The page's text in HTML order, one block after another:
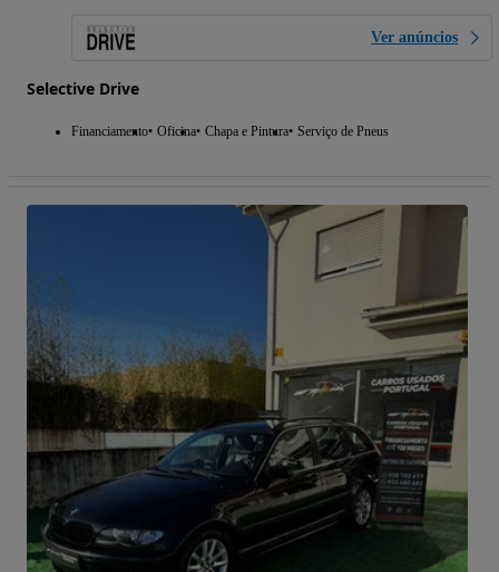
Ver anúncios
Selective Drive
Financiamento Oficina Chapa e Pintura Serviço de Pneus